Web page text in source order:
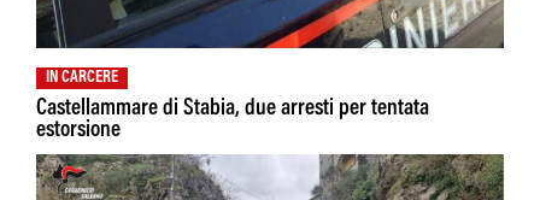
IN CARCERE
Castellammare di Stabia, due arresti per tentata
estorsione